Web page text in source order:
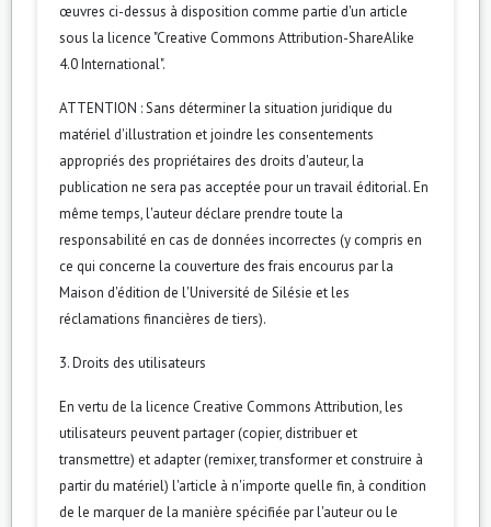
œuvres ci-dessus à disposition comme partie d'un article
sous la licence "Creative Commons Attribution-ShareAlike
4.0 International".
ATTENTION : Sans déterminer la situation juridique du
matériel d'illustration et joindre les consentements
appropriés des propriétaires des droits d'auteur, la
publication ne sera pas acceptée pour un travail éditorial. En
même temps, l'auteur déclare prendre toute la
responsabilité en cas de données incorrectes (y compris en
ce qui concerne la couverture des frais encourus par la
Maison d'édition de l'Université de Silésie et les
réclamations financières de tiers).
3. Droits des utilisateurs
En vertu de la licence Creative Commons Attribution, les
utilisateurs peuvent partager (copier, distribuer et
transmettre) et adapter (remixer, transformer et construire à
partir du matériel) l'article à n'importe quelle fin, à condition
de le marquer de la manière spécifiée par l'auteur ou le